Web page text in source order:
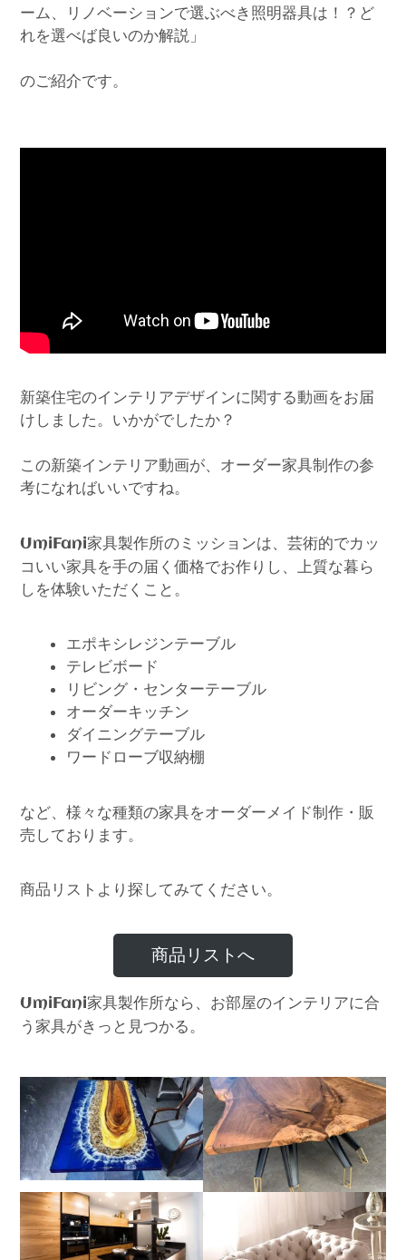
ーム、リノベーションで選ぶべき照明器具は！？ど
れを選べば良いのか解説」
のご紹介です。
新築住宅のインテリアデザインに関する動画をお届
けしました。いかがでしたか？
この新築インテリア動画が、オーダー家具制作の参
考になればいいですね。
UmiFani家具製作所のミッションは、芸術的でカッ
コいい家具を手の届く価格でお作りし、上質な暮ら
しを体験いただくこと。
エポキシレジンテーブル
テレビボード
リビング・センターテーブル
オーダーキッチン
ダイニングテーブル
ワードローブ収納棚
など、様々な種類の家具をオーダーメイド制作・販
売しております。
商品リストより探してみてください。
商品リストへ
UmiFani家具製作所なら、お部屋のインテリアに合
う家具がきっと見つかる。